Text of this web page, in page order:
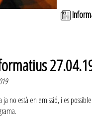
ja no està en emissió, i es